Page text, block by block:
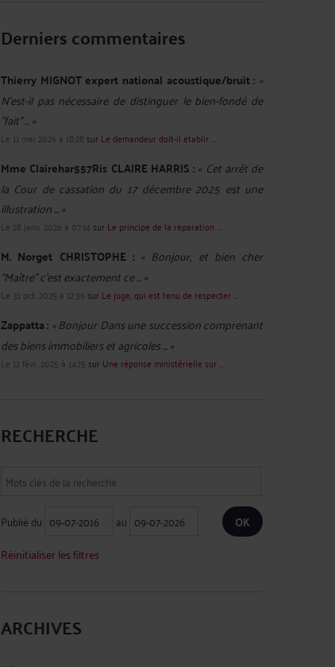
Derniers commentaires
Thierry MIGNOT expert national acoustique/bruit : «
N'est-il pas nécessaire de distinguer le bien-fondé de
"fait" ... »
Le 11 mai 2026 à 18:28 sur Le demandeur doit-il établir ...
Mme Clairehar557Ris CLAIRE HARRIS : « Cet arrêt de
la Cour de cassation du 17 décembre 2025 est une
illustration ... »
Le 28 janv. 2026 à 07:14 sur Le principe de la réparation ...
M. Norget CHRISTOPHE : « Bonjour, et bien cher
"Maître" c'est exactement ce ... »
Le 31 oct. 2025 à 12:36 sur Le juge, qui est tenu de respecter ...
Zappatta : « Bonjour Dans une succession comprenant
des biens immobiliers et agricoles ... »
Le 12 févr. 2025 à 14:15 sur Une réponse ministérielle sur ...
RECHERCHE
Publié du
au
Réinitialiser les filtres
ARCHIVES